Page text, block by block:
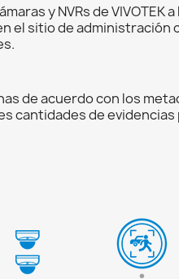
y NVRs de VIVOTEK
el sitio de
de acuerdo con los
cantidades de